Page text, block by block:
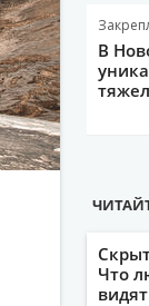
В
Что